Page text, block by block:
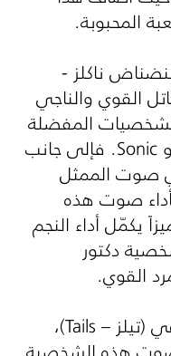
المحبوبة.
ناكلز -
القوي والناجي
المفضلة
Sonic. فإلى جانب
صوت الممثل
صوت هذه
يكمّل أداء النجم
دكتور
القوي.
(تيلز –Tails)،